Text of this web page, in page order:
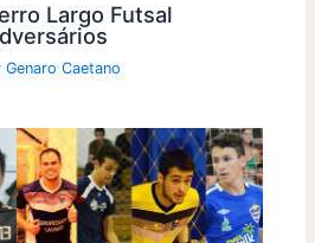
Largo Futsal
Genaro Caetano